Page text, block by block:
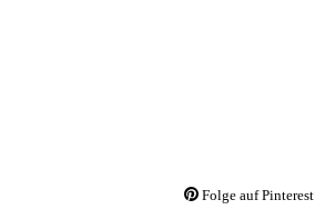
Folge auf Pinterest